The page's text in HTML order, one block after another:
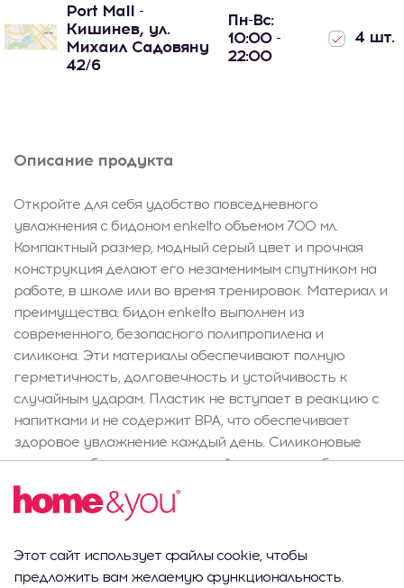
Port Mall -
Кишинев, ул.
Михаил Садовяну
42/6
Пн-Вс:
10:00 -
22:00
4 шт.
Описание продукта
Откройте для себя удобство повседневного
увлажнения с бидоном enkelto объемом 700 мл.
Компактный размер, модный серый цвет и прочная
конструкция делают его незаменимым спутником на
работе, в школе или во время тренировок. Материал и
преимущества: бидон enkelto выполнен из
современного, безопасного полипропилена и
силикона. Эти материалы обеспечивают полную
герметичность, долговечность и устойчивость к
случайным ударам. Пластик не вступает в реакцию с
напитками и не содержит BPA, что обеспечивает
здоровое увлажнение каждый день. Силиконовые
элементы облегчают надежный захват и удобное
использование даже во время активных действий.
Дизайн и стиль: Серый оттенок бидона enkelto
к стилю любого офиса, домашней кухни или фитнес-
интерьера. Матовая поверхность выглядит
Этот сайт использует файлы cookie, чтобы
предложить вам желаемую функциональность.